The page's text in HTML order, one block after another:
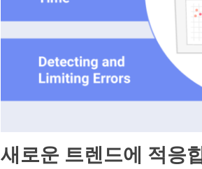
새로운 트렌드에 적응